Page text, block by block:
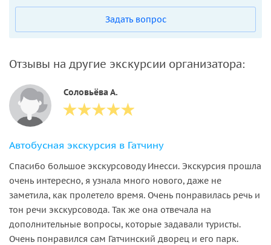
Задать вопрос
Отзывы на другие экскурсии организатора:
Соловьёва А.
Автобусная экскурсия в Гатчину
Спасибо большое экскурсоводу Инесси. Экскурсия прошла
очень интересно, я узнала много нового, даже не
заметила, как пролетело время. Очень понравилась речь и
тон речи экскурсовода. Так же она отвечала на
дополнительные вопросы, которые задавали туристы.
Очень понравился сам Гатчинский дворец и его парк.